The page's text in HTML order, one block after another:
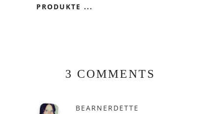
PRODUKTE ...
3 COMMENTS
BEARNERDETTE